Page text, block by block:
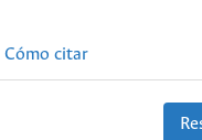
Cómo citar